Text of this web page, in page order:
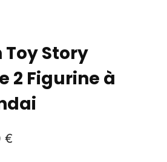
Story
2 Figurine à
€